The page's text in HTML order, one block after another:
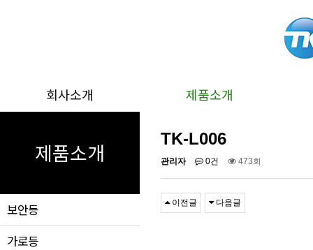
회사소개 제품소개
제품소개
보안등
가로등
TK-L006
관리자 0건 473회
이전글 다음글